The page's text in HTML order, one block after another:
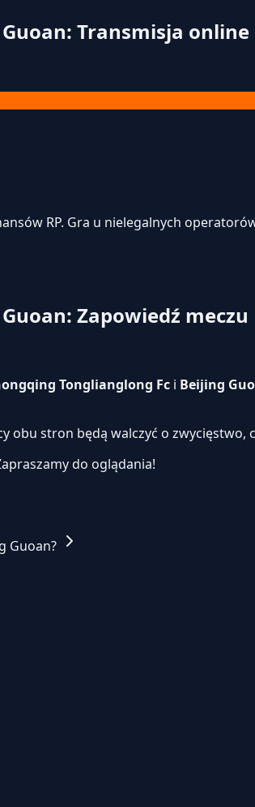
Transmisja online
RP. Gra u nielegalnych
Zapowiedź meczu
Tonglianglong Fc i Beijing
obu stron będą walczyć o
do oglądania!
Guoan?